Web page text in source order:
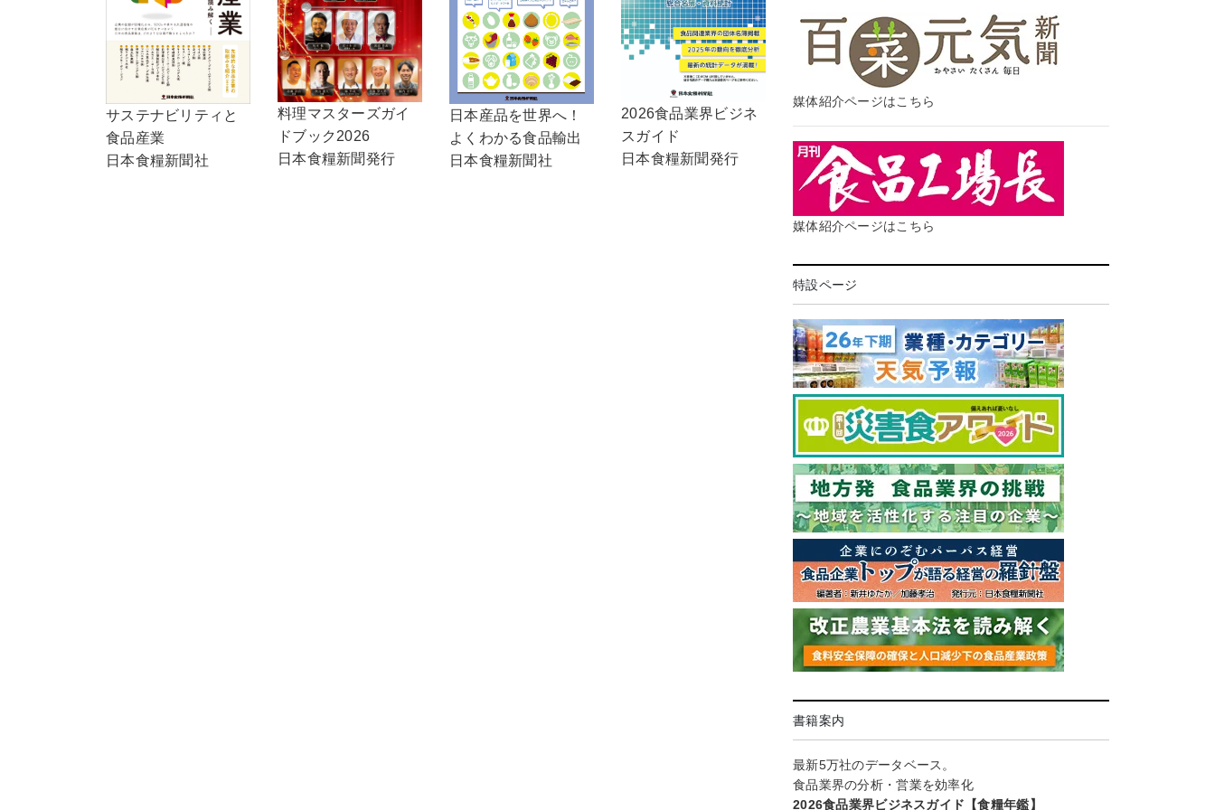
サステナビリティと
食品産業
日本食糧新聞社
料理マスターズガイ
ドブック2026
日本食糧新聞発行
日本産品を世界へ！
よくわかる食品輸出
日本食糧新聞社
2026食品業界ビジネ
スガイド
日本食糧新聞発行
媒体紹介ページはこちら
媒体紹介ページはこちら
特設ページ
書籍案内
最新5万社のデータベース。
食品業界の分析・営業を効率化
2026食品業界ビジネスガイド【食糧年鑑】